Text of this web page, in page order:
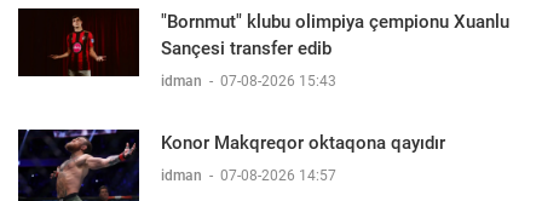
"Bornmut" klubu olimpiya çempionu Xuanlu
Sançesi transfer edib
idman - 07-08-2026 15:43
Konor Makqreqor oktaqona qayıdır
idman - 07-08-2026 14:57